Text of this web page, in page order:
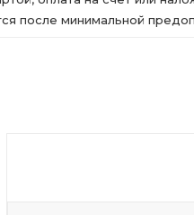
после минимальной